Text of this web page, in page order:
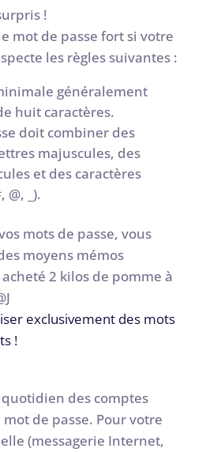
!
mot de passe fort si votre
les règles suivantes :
généralement
huit caractères.
doit combiner des
majuscules, des
et des caractères
@, _).
mots de passe, vous
moyens mémos
acheté 2 kilos de pomme à
exclusivement des mots
!
des comptes
de passe. Pour votre
(messagerie Internet,